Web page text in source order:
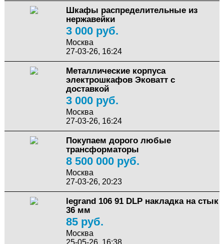
Шкафы распределительные из
нержавейки
3 000 руб.
Москва
27-03-26, 16:24
Металлические корпуса
электрошкафов Эковатт с
доставкой
3 000 руб.
Москва
27-03-26, 16:24
Покупаем дорого любые
трансформаторы
8 500 000 руб.
Москва
27-03-26, 20:23
legrand 106 91 DLP накладка на стык
36 мм
85 руб.
Москва
25-05-26, 16:38